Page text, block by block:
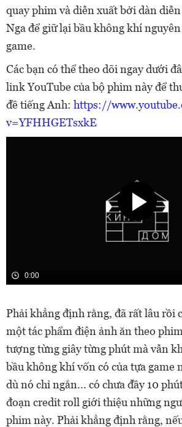
quay phim và diễn xuất bởi dàn
Nga để giữ lại bầu không khí
game.
Các bạn có thể theo dõi ngay dưới
link YouTube của bộ phim này để
đề tiếng Anh: https://
v=YFHHGETsxkE
0:00
Phải khẳng định rằng, đã rất lâu rồi
một tác phẩm điện ảnh ăn theo
tượng từng giây từng phút mà vẫn
bầu không khí vốn có của tựa game
dù nó chỉ ngắn... có chưa đầy 10
đoạn credit roll giới thiệu những
phim này. Phải khẳng định rằng,